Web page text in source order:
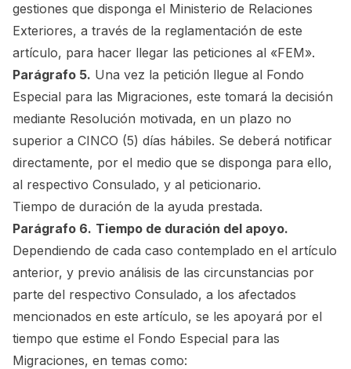
gestiones que disponga el Ministerio de Relaciones
Exteriores, a través de la reglamentación de este
artículo, para hacer llegar las peticiones al «FEM».
Parágrafo 5. Una vez la petición llegue al Fondo
Especial para las Migraciones, este tomará la decisión
mediante Resolución motivada, en un plazo no
superior a CINCO (5) días hábiles. Se deberá notificar
directamente, por el medio que se disponga para ello,
al respectivo Consulado, y al peticionario.
Tiempo de duración de la ayuda prestada.
Parágrafo 6. Tiempo de duración del apoyo.
Dependiendo de cada caso contemplado en el artículo
anterior, y previo análisis de las circunstancias por
parte del respectivo Consulado, a los afectados
mencionados en este artículo, se les apoyará por el
tiempo que estime el Fondo Especial para las
Migraciones, en temas como: